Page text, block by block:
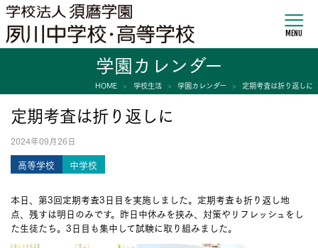
MENU
学園カレンダー
HOME 学校生活 学園カレンダー 定期考査は折り返しに
定期考査は折り返しに
2024年09月26日
高等学校 中学校
本日、第3回定期考査3日目を実施しました。定期考査も折り返し地
点、残すは明日のみです。昨日中休みを挟み、対策やリフレッシュをし
た生徒たち。3日目も集中して試験に取り組みました。